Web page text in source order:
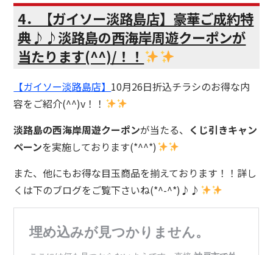
4．【ガイソー淡路島店】豪華ご成約特
典♪♪淡路島の西海岸周遊クーポンが
当たります(^^)/！！
【ガイソー淡路島店】 10月26日折込チラシのお得な内
容をご紹介(^^)v！！
淡路島の西海岸周遊クーポンが当たる、 くじ引きキャン
ペーンを実施しております(*^^*)
また、他にもお得な目玉商品を揃えております！！詳し
くは下のブログをご覧下さいね(*^-^*)♪♪